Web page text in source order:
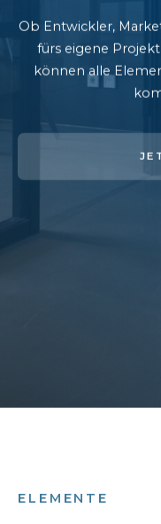
Ob Entwickler,
fürs eigene
können alle
ELEMENTE